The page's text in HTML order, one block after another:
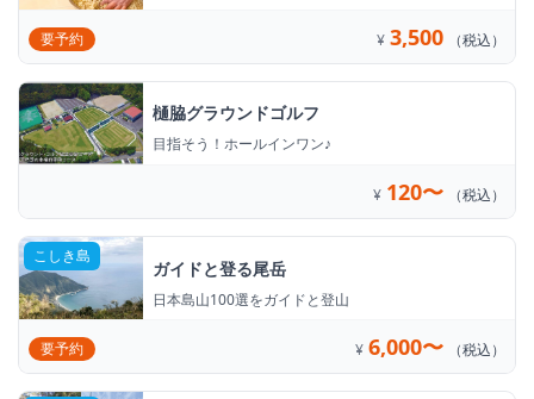
要予約 ¥ 3,500 （税込）
樋脇グラウンドゴルフ
目指そう！ホールインワン♪
¥ 120〜 （税込）
こしき島
ガイドと登る尾岳
日本島山100選をガイドと登山
要予約 ¥ 6,000〜 （税込）